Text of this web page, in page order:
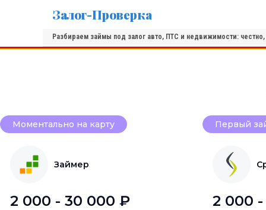
Залог-Проверка
Разбираем займы под залог авто, ПТС и недвижимости:
Моментально на карту
Займер
2 000 - 30 000 ₽
Первый
2 000